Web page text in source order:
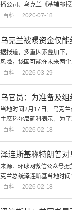
播公司、乌克兰《基辅邮
统泽连斯基近日撤换国防...
百科 2026-07-18
据报道，多重因素叠加下
风险，该国可能在未来两
兰和外国官员预计，目前基
百科 2026-03-29
当地时间2月17日，乌克
主席科尔尼延科表示，为
接组织冲突期间的选举过程
百科 2026-02-18
来源：环球网微信公众号
克兰总统泽连斯基当地时
表示，美国总统特朗普...
百科 2026-02-18